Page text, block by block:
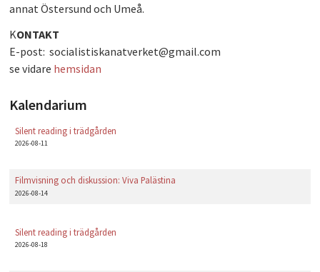
annat Östersund och Umeå.
KONTAKT
E-post: socialistiskanatverket@gmail.com
se vidare hemsidan
Kalendarium
Silent reading i trädgården
2026-08-11
Filmvisning och diskussion: Viva Palästina
2026-08-14
Silent reading i trädgården
2026-08-18